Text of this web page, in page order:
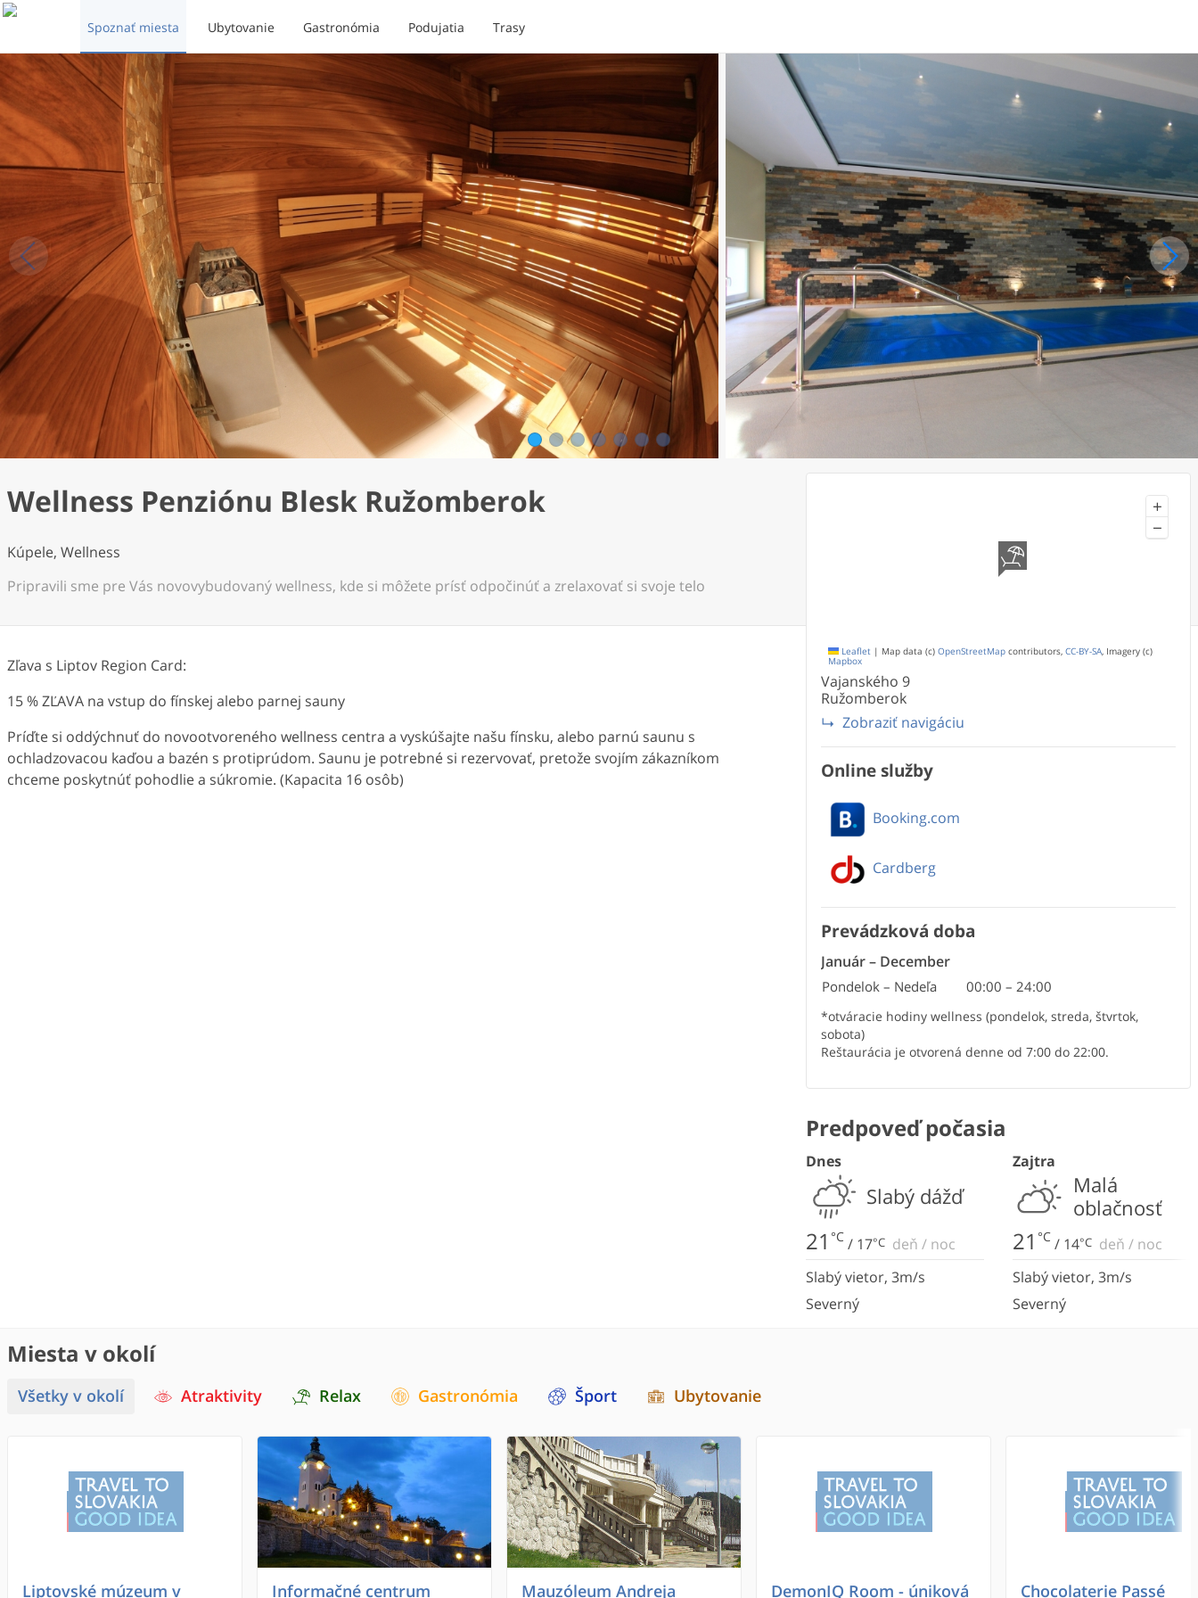
Spoznať miesta Ubytovanie Gastronómia Podujatia Trasy
1 2 3 4 5 6 7
Wellness Penziónu Blesk Ružomberok
Kúpele, Wellness
Pripravili sme pre Vás novovybudovaný wellness, kde si môžete prísť odpočinúť a zrelaxovať si svoje telo
Zľava s Liptov Region Card:
15 % ZĽAVA na vstup do fínskej alebo parnej sauny
Príďte si oddýchnuť do novootvoreného wellness centra a vyskúšajte našu fínsku, alebo parnú saunu s
ochladzovacou kaďou a bazén s protiprúdom. Saunu je potrebné si rezervovať, pretože svojím zákazníkom
chceme poskytnúť pohodlie a súkromie. (Kapacita 16 osôb)
+
−
Leaflet | Map data (c) OpenStreetMap contributors, CC-BY-SA , Imagery (c)
Mapbox
Vajanského 9
Ružomberok
Zobraziť navigáciu
Online služby
Booking.com
Cardberg
Prevádzková doba
Január– December
Pondelok – Nedeľa 00:00 – 24:00
*otváracie hodiny wellness (pondelok, streda, štvrtok,
sobota)
Reštaurácia je otvorená denne od 7:00 do 22:00.
Predpoveď počasia
Dnes
Slabý dážď
21 °C / 17°C deň / noc
Slabý vietor, 3m/s
Severný
Zajtra
Malá
oblačnosť
21 °C / 14°C deň / noc
Slabý vietor, 3m/s
Severný
Miesta v okolí
Všetky v okolí Atraktivity Relax Gastronómia Šport Ubytovanie
Liptovské múzeum v
Informačné centrum
Mauzóleum Andreja
DemonIQ Room - úniková
Chocolaterie Passé